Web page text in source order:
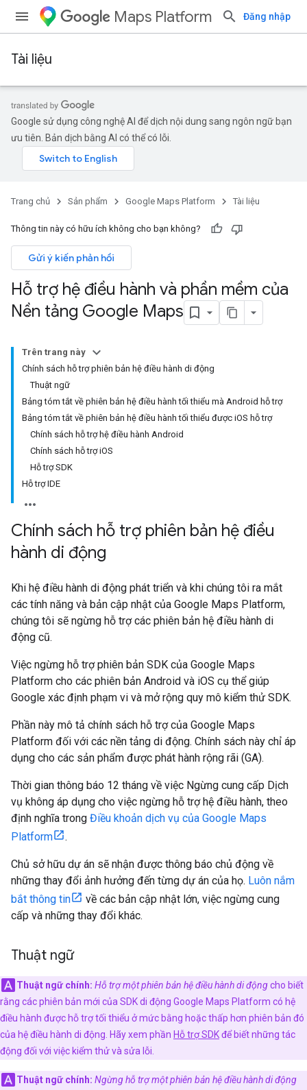
Maps Platform Đăng nhập
Tài liệu
Google sử dụng công nghệ AI để dịch nội dung sang ngôn ngữ bạn
ưu tiên. Bản dịch bằng AI có thể có lỗi.
Trang chủ Sản phẩm Google Maps Platform Tài liệu
Thông tin này có hữu ích không cho bạn không?
Gửi ý kiến phản hồi
Hỗ trợ hệ điều hành và phần mềm của
Nền tảng Google Maps
Trên trang này
Chính sách hỗ trợ phiên bản hệ điều hành di động
Thuật ngữ
Bảng tóm tắt về phiên bản hệ điều hành tối thiểu mà Android hỗ trợ
Bảng tóm tắt về phiên bản hệ điều hành tối thiểu được iOS hỗ trợ
Chính sách hỗ trợ hệ điều hành Android
Chính sách hỗ trợ iOS
Hỗ trợ SDK
Hỗ trợ IDE
Chính sách hỗ trợ phiên bản hệ điều
hành di động
Khi hệ điều hành di động phát triển và khi chúng tôi ra mắt
các tính năng và bản cập nhật của Google Maps Platform,
chúng tôi sẽ ngừng hỗ trợ các phiên bản hệ điều hành di
động cũ.
Việc ngừng hỗ trợ phiên bản SDK của Google Maps
Platform cho các phiên bản Android và iOS cụ thể giúp
Google xác định phạm vi và mở rộng quy mô kiểm thử SDK.
Phần này mô tả chính sách hỗ trợ của Google Maps
Platform đối với các nền tảng di động. Chính sách này chỉ áp
dụng cho các sản phẩm được phát hành rộng rãi (GA).
Thời gian thông báo 12 tháng về việc Ngừng cung cấp Dịch
vụ không áp dụng cho việc ngừng hỗ trợ hệ điều hành, theo
định nghĩa trong Điều khoản dịch vụ của Google Maps
Platform
.
Chủ sở hữu dự án sẽ nhận được thông báo chủ động về
những thay đổi ảnh hưởng đến từng dự án của họ. Luôn nắm
bắt thông tin
về các bản cập nhật lớn, việc ngừng cung
cấp và những thay đổi khác.
Thuật ngữ
Thuật ngữ chính: Hỗ trợ một phiên bản hệ điều hành di độngcho biết
rằng các phiên bản mới của SDK di động Google Maps Platform có hệ
điều hành được hỗ trợ tối thiểu ở mức bằng hoặc thấp hơn phiên bản đó
của hệ điều hành di động. Hãy xem phần Hỗ trợ SDKđể biết những tác
động đối với việc kiểm thử và sửa lỗi.
Thuật ngữ chính: Ngừng hỗ trợ một phiên bản hệ điều hành di động